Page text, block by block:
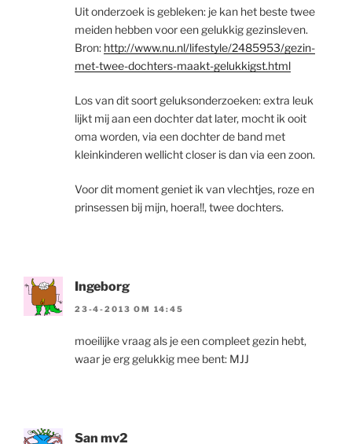
Uit onderzoek is gebleken: je kan het beste twee
meiden hebben voor een gelukkig gezinsleven.
Bron: http://www.nu.nl/lifestyle/2485953/gezin-
met-twee-dochters-maakt-gelukkigst.html
Los van dit soort geluksonderzoeken: extra leuk
lijkt mij aan een dochter dat later, mocht ik ooit
oma worden, via een dochter de band met
kleinkinderen wellicht closer is dan via een zoon.
Voor dit moment geniet ik van vlechtjes, roze en
prinsessen bij mijn, hoera!!, twee dochters.
Ingeborg
23-4-2013 OM 14:45
moeilijke vraag als je een compleet gezin hebt,
waar je erg gelukkig mee bent: MJJ
San mv2